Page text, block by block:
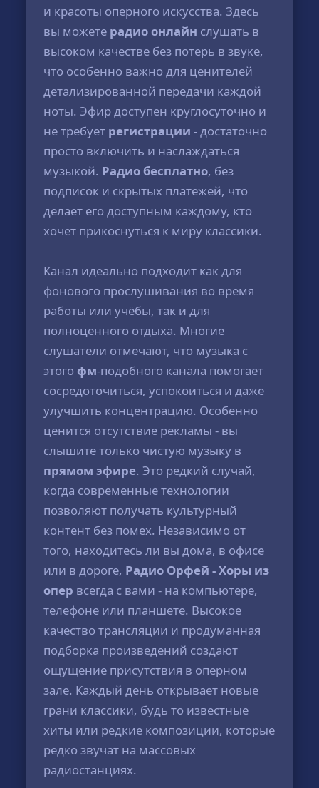
и красоты оперного искусства. Здесь
вы можете радио онлайн слушать в
высоком качестве без потерь в звуке,
что особенно важно для ценителей
детализированной передачи каждой
ноты. Эфир доступен круглосуточно и
не требует регистрации - достаточно
просто включить и наслаждаться
музыкой. Радио бесплатно, без
подписок и скрытых платежей, что
делает его доступным каждому, кто
хочет прикоснуться к миру классики.
Канал идеально подходит как для
фонового прослушивания во время
работы или учёбы, так и для
полноценного отдыха. Многие
слушатели отмечают, что музыка с
этого фм-подобного канала помогает
сосредоточиться, успокоиться и даже
улучшить концентрацию. Особенно
ценится отсутствие рекламы - вы
слышите только чистую музыку в
прямом эфире. Это редкий случай,
когда современные технологии
позволяют получать культурный
контент без помех. Независимо от
того, находитесь ли вы дома, в офисе
или в дороге, Радио Орфей - Хоры из
опер всегда с вами - на компьютере,
телефоне или планшете. Высокое
качество трансляции и продуманная
подборка произведений создают
ощущение присутствия в оперном
зале. Каждый день открывает новые
грани классики, будь то известные
хиты или редкие композиции, которые
редко звучат на массовых
радиостанциях.